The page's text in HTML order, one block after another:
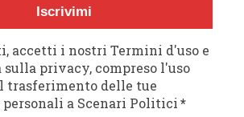
Iscrivimi
accetti i nostri Termini d'uso e
privacy, compreso l'uso
trasferimento delle tue
a Scenari Politici*